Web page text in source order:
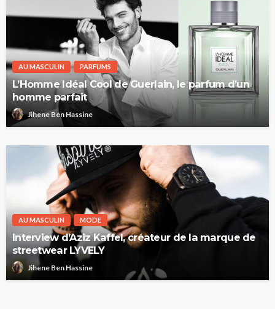
AU MASCULIN PARFUMS
L’Homme Idéal Cool de Guerlain, le parfum d’un
homme parfait
Jihene Ben Hassine
AU MASCULIN MODE
Interview d’Aziz Kaffel, créateur de la marque de
streetwear LYVELY
Jihene Ben Hassine